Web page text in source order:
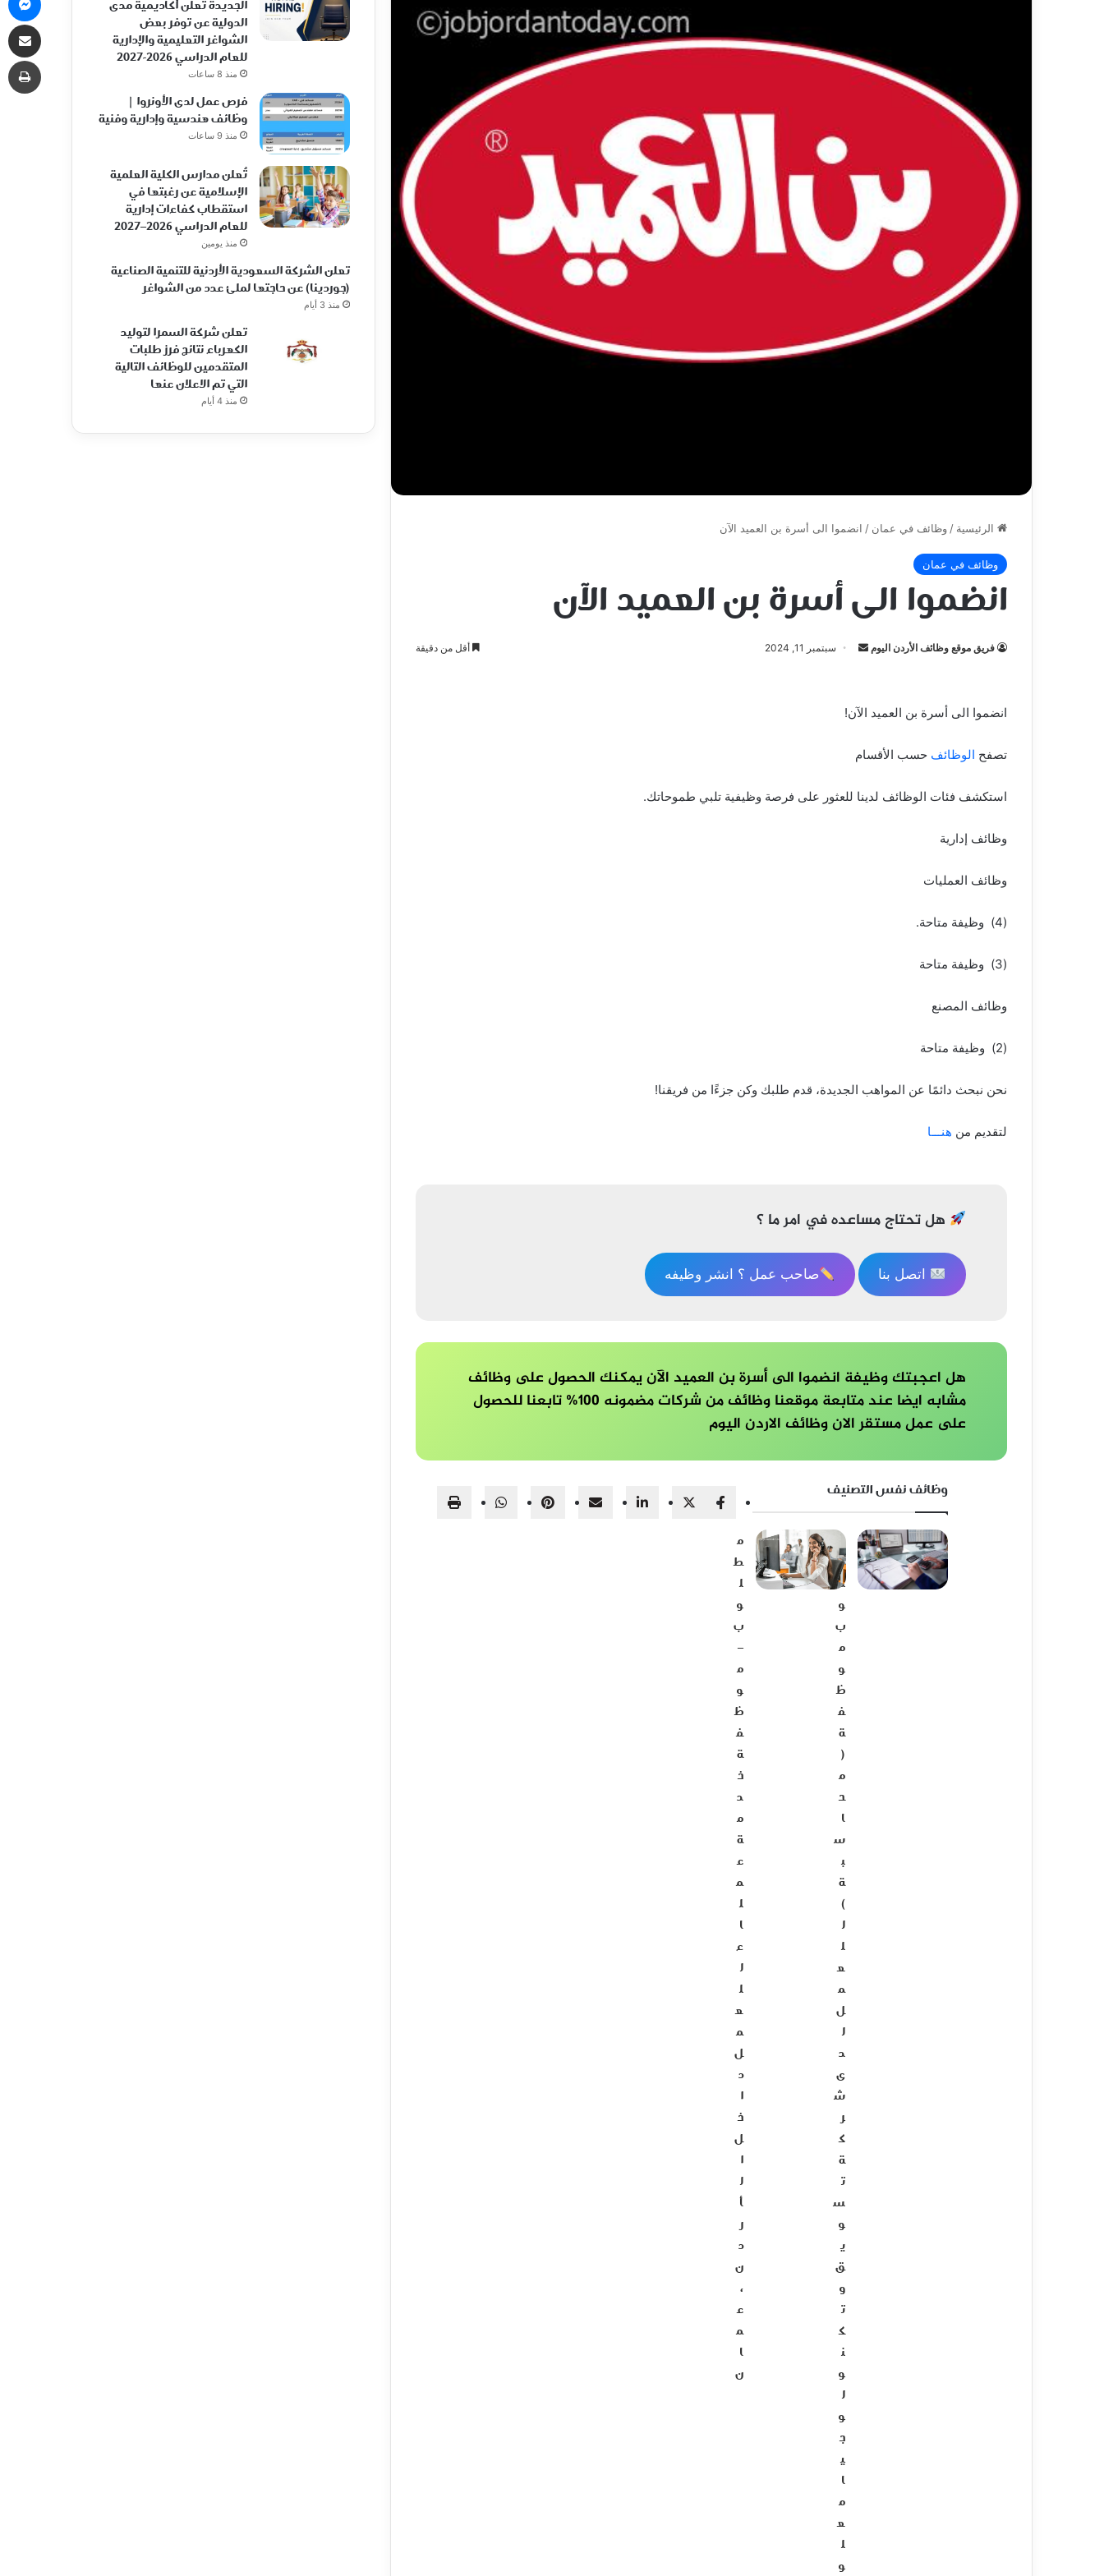
الرئيسية / وظائف في عمان / انضموا الى أسرة بن العميد الآن
وظائف في عمان
انضموا الى أسرة بن العميد الآن
فريق موقع وظائف الأردن اليوم
أرسل سبتمبر 11, 2024 أقل من دقيقة
انضموا الى أسرة بن العميد الآن!
تصفح الوظائف حسب الأقسام
استكشف فئات الوظائف لدينا للعثور على فرصة وظيفية تلبي طموحاتك.
وظائف إدارية
وظائف العمليات
(4) وظيفة متاحة.
(3) وظيفة متاحة
وظائف المصنع
(2) وظيفة متاحة
نحن نبحث دائمًا عن المواهب الجديدة، قدم طلبك وكن جزءًا من فريقنا!
لتقديم من هنـــا
المقالاتهل تحتاج مساعده في امر ما ؟
اتصل بنا صاحب عمل ؟ انشر وظيفه
هل اعجبتك وظيفة انضموا الى أسرة بن العميد الآن يمكنك الحصول على وظائف
مشابه ايضا عند متابعة موقعنا وظائف من شركات مضمونه 100% تابعنا للحصول
على عمل مستقر الان وظائف الاردن اليوم
وظائف نفس التصنيف
م
ط
ل
و
ب
م
و
ظ
ف
ة
(
م
ح
ا
س
ب
ة
)
ل
ل
ع
م
ل
ل
د
ى
ش
ر
ك
ة
ت
س
و
ي
ق
و
ت
ك
ن
و
ل
و
ج
ي
ا
م
ع
ل
و
م
ط
ل
و
ب
–
م
و
ظ
ف
ة
خ
د
م
ة
ع
م
ل
ا
ء
ل
ل
ع
م
ل
د
ا
خ
ل
ا
ل
أ
ر
د
ن
،
ع
م
ا
ن
الجديدة تعلن أكاديمية مدى
الدولية عن توفر بعض
الشواغر التعليمية والإدارية
للعام الدراسي 2026-2027
منذ 8 ساعات
فرص عمل لدى الأونروا |
وظائف هندسية وإدارية وفنية
منذ 9 ساعات
تُعلن مدارس الكلية العلمية
الإسلامية عن رغبتها في
استقطاب كفاءات إدارية
للعام الدراسي 2026–2027
منذ يومين
تعلن الشركة السعودية الأردنية للتنمية الصناعية
(جوردينا) عن حاجتها لملئ عدد من الشواغر
منذ 3 أيام
تعلن شركة السمرا لتوليد
الكهرباء نتائج فرز طلبات
المتقدمين للوظائف التالية
التي تم الاعلان عنها
منذ 4 أيام